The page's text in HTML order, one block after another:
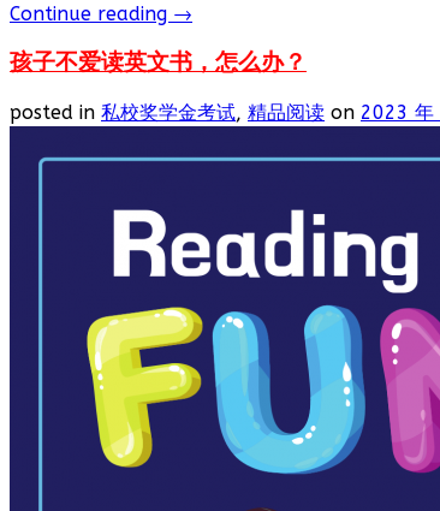
Continue reading →
孩子不爱读英文书，怎么办？
posted in 私校奖学金考试, 精品阅读 on 2023 年